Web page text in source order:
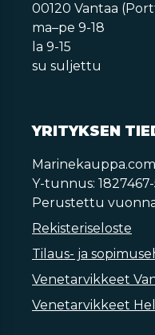
00120 Vantaa
ma–pe 9-18
la 9-15
su suljettu
YRITYKSEN
Y-tunnus:
Perustettu
Rekisteriseloste
Tilaus- ja
Venetarvikkeet
Venetarvikkeet